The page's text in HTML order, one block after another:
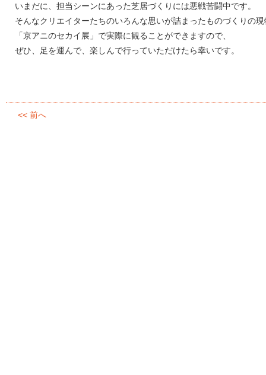
いまだに、担当シーンにあった芝居づくりには悪戦苦闘中です。
そんなクリエイターたちのいろんな思いが詰まったものづくりの現
「京アニのセカイ展」で実際に観ることができますので、
ぜひ、足を運んで、楽しんで行っていただけたら幸いです。
<< 前へ